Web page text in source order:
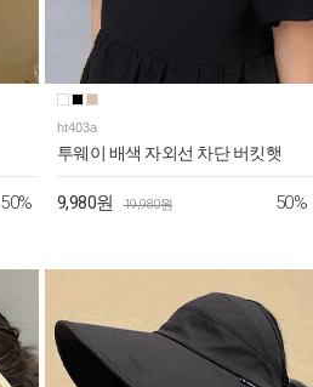
50%
ht403a
투웨이 배색 자외선 차단 버킷햇
9,980원 19,980원 50%